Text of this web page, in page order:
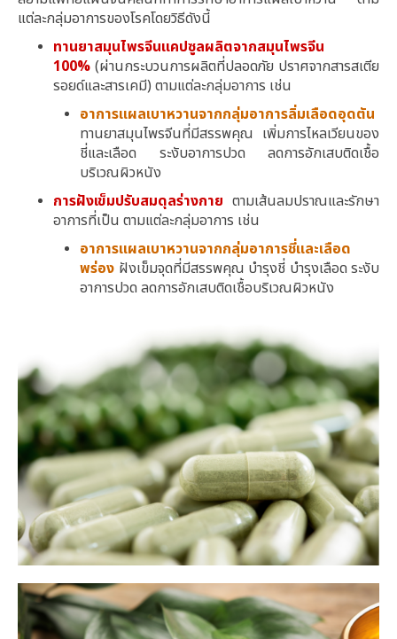
แต่ละกลุ่มอาการของโรคโดยวิธีดังนี้
ทานยาสมุนไพรจีนแคปซูลผลิตจากสมุนไพรจีน
100% (ผ่านกระบวนการผลิตที่ปลอดภัย ปราศจากสารสเตีย
รอยด์และสารเคมี) ตามแต่ละกลุ่มอาการ เช่น
อาการแผลเบาหวานจากกลุ่มอาการลิ่มเลือดอุดตัน
ทานยาสมุนไพรจีนที่มีสรรพคุณ เพิ่มการไหลเวียนของ
ชี่และเลือด ระงับอาการปวด ลดการอักเสบติดเชื้อ
บริเวณผิวหนัง
การฝังเข็มปรับสมดุลร่างกาย ตามเส้นลมปราณและรักษา
อาการที่เป็น ตามแต่ละกลุ่มอาการ เช่น
อาการแผลเบาหวานจากกลุ่มอาการชี่และเลือด
พร่อง ฝังเข็มจุดที่มีสรรพคุณ บำรุงชี่ บำรุงเลือด ระงับ
อาการปวด ลดการอักเสบติดเชื้อบริเวณผิวหนัง